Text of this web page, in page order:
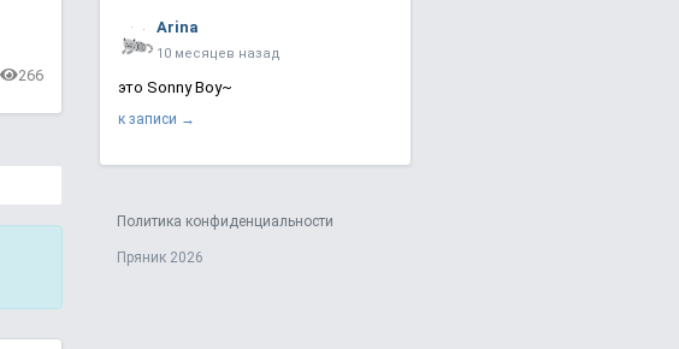
266
Arina
10 месяцев назад
это Sonny Boy~
к записи →
Политика конфиденциальности
Пряник 2026